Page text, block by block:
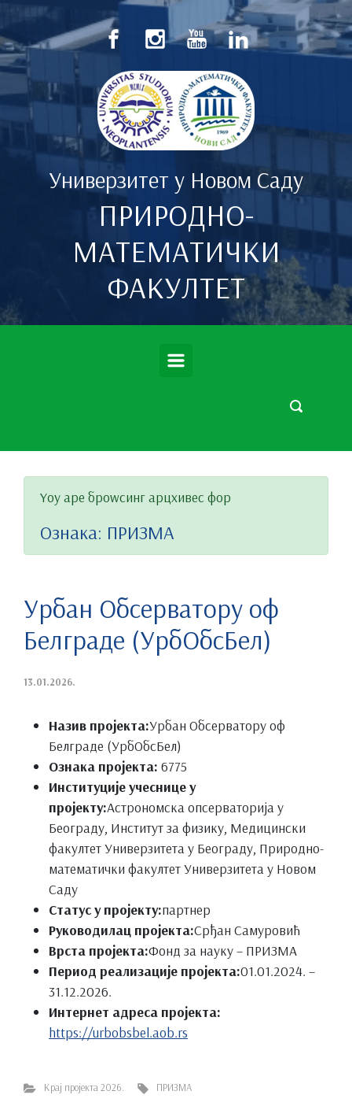
Скип то маин цонтент
Универзитет у Новом Саду
ПРИРОДНО-
МАТЕМАТИЧКИ
ФАКУЛТЕТ
Yоу аре броwсинг арцхивес фор
Ознака: ПРИЗМА
Урбан Обсерваторy оф
Белграде (УрбОбсБел)
13.01.2026.
Назив пројекта:Урбан Обсерваторy оф
Белграде (УрбОбсБел)
Ознака пројекта: 6775
Институције учеснице у
пројекту:Астрономска опсерваторија у
Београду, Институт за физику, Медицински
факултет Универзитета у Београду, Природно-
математички факултет Универзитета у Новом
Саду
Статус у пројекту:партнер
Руководилац пројекта:Срђан Самуровић
Врста пројекта:Фонд за науку – ПРИЗМА
Период реализације пројекта:01.01.2024. –
31.12.2026.
Интернет адреса пројекта:
https://urbobsbel.aob.rs
Крај пројекта 2026. ПРИЗМА